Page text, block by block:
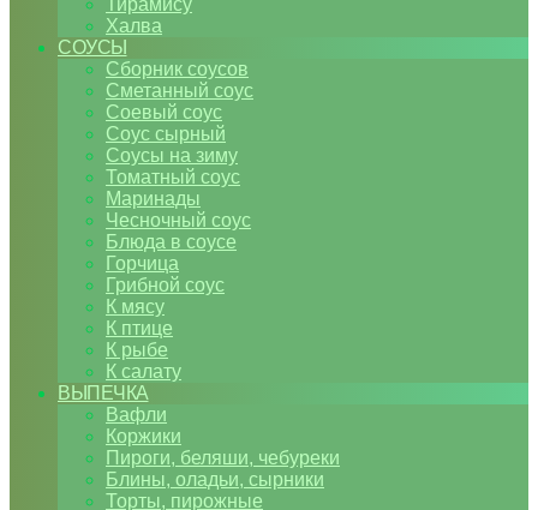
Тирамису
Халва
СОУСЫ
Сборник соусов
Сметанный соус
Соевый соус
Соус сырный
Соусы на зиму
Томатный соус
Маринады
Чесночный соус
Блюда в соусе
Горчица
Грибной соус
К мясу
К птице
К рыбе
К салату
ВЫПЕЧКА
Вафли
Коржики
Пироги, беляши, чебуреки
Блины, оладьи, сырники
Торты, пирожные